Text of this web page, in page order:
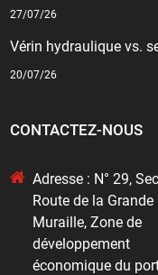
27/07/26
Vérin hydraulique vs.
20/07/26
CONTACTEZ-NOUS
Adresse : N° 29,
Route de la Grande
Muraille, Zone de
développement
économique du